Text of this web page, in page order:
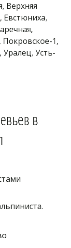
Верхняя
Евстюниха,
Покровское-1,
Усть-
в